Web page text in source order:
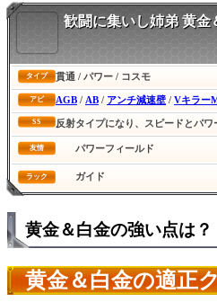
歓闘に集いし姉弟 黄金
タイプ 貫通 / パワー / コスモ
アビ AGB / AB / アンチ減速壁 / Vキラー
SS 反射タイプになり、スピードとパワ
友情 パワーフィールド
ラック ガイド
黄金＆白金の強い点は？
黄金＆白金の適正